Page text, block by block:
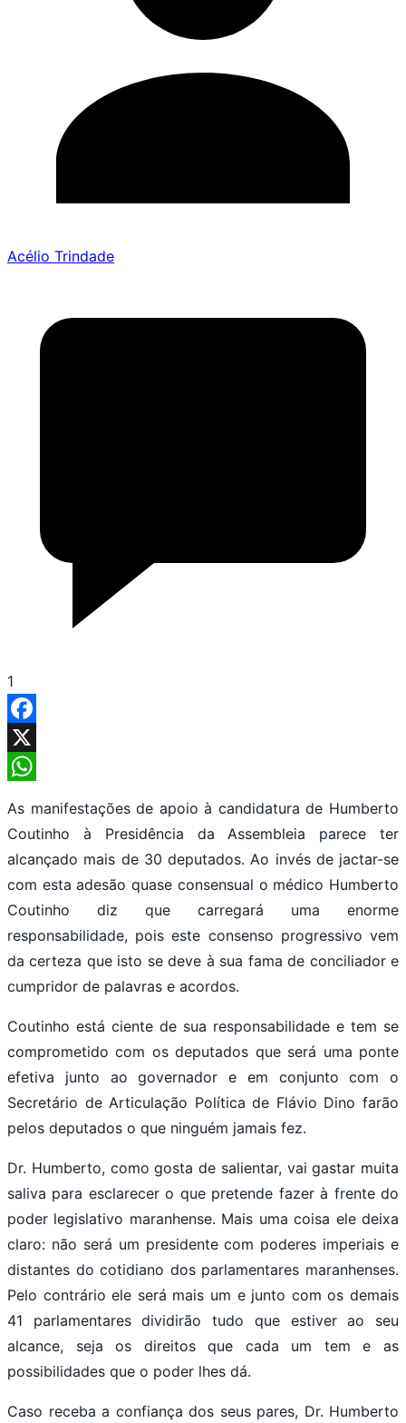
Acélio Trindade
1
Facebook
X
As manifestações de apoio à candidatura de Humberto
Coutinho à Presidência da Assembleia parece ter
alcançado mais de 30 deputados. Ao invés de jactar-se
com esta adesão quase consensual o médico Humberto
Coutinho diz que carregará uma enorme
responsabilidade, pois este consenso progressivo vem
da certeza que isto se deve à sua fama de conciliador e
cumpridor de palavras e acordos.
Coutinho está ciente de sua responsabilidade e tem se
comprometido com os deputados que será uma ponte
efetiva junto ao governador e em conjunto com o
Secretário de Articulação Política de Flávio Dino farão
pelos deputados o que ninguém jamais fez.
Dr. Humberto, como gosta de salientar, vai gastar muita
saliva para esclarecer o que pretende fazer à frente do
poder legislativo maranhense. Mais uma coisa ele deixa
claro: não será um presidente com poderes imperiais e
distantes do cotidiano dos parlamentares maranhenses.
Pelo contrário ele será mais um e junto com os demais
41 parlamentares dividirão tudo que estiver ao seu
alcance, seja os direitos que cada um tem e as
possibilidades que o poder lhes dá.
Caso receba a confiança dos seus pares, Dr. Humberto